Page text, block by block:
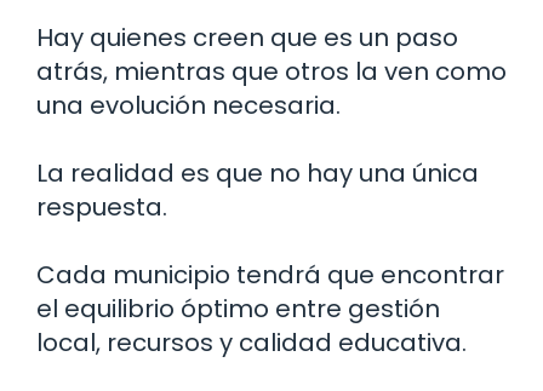
Hay quienes creen que es un paso
atrás, mientras que otros la ven como
una evolución necesaria.
La realidad es que no hay una única
respuesta.
Cada municipio tendrá que encontrar
el equilibrio óptimo entre gestión
local, recursos y calidad educativa.